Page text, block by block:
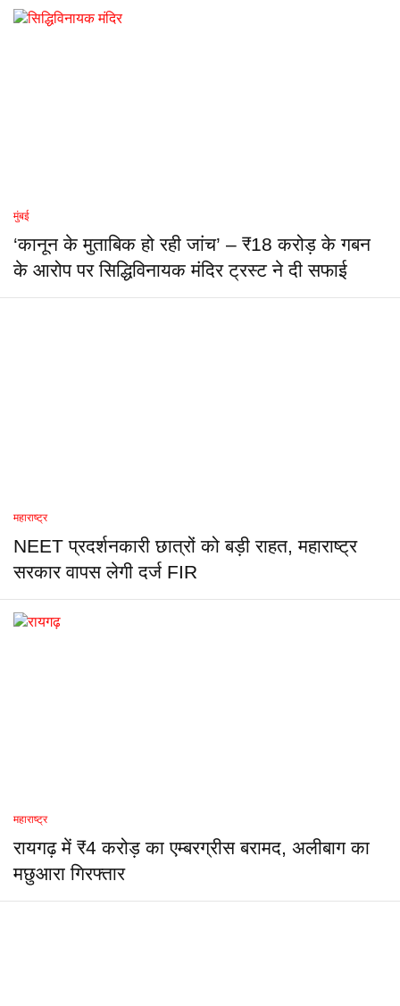
मुंबई
‘कानून के मुताबिक हो रही जांच’ – ₹18 करोड़ के गबन
के आरोप पर सिद्धिविनायक मंदिर ट्रस्ट ने दी सफाई
महाराष्ट्र
NEET प्रदर्शनकारी छात्रों को बड़ी राहत, महाराष्ट्र
सरकार वापस लेगी दर्ज FIR
महाराष्ट्र
रायगढ़ में ₹4 करोड़ का एम्बरग्रीस बरामद, अलीबाग का
मछुआरा गिरफ्तार